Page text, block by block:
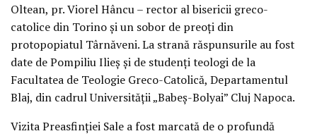
Oltean, pr. Viorel Hâncu – rector al bisericii greco-
catolice din Torino și un sobor de preoți din
protopopiatul Târnăveni. La strană răspunsurile au fost
date de Pompiliu Ilieș și de studenți teologi de la
Facultatea de Teologie Greco-Catolică, Departamentul
Blaj, din cadrul Universității „Babeș-Bolyai” Cluj Napoca.
Vizita Preasfinției Sale a fost marcată de o profundă